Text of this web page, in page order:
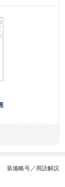
装備略号／用語解説